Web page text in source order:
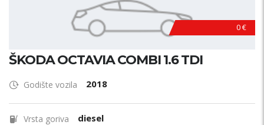
0 €
ŠKODA OCTAVIA COMBI 1.6 TDI
Godište vozila 2018
Vrsta goriva diesel